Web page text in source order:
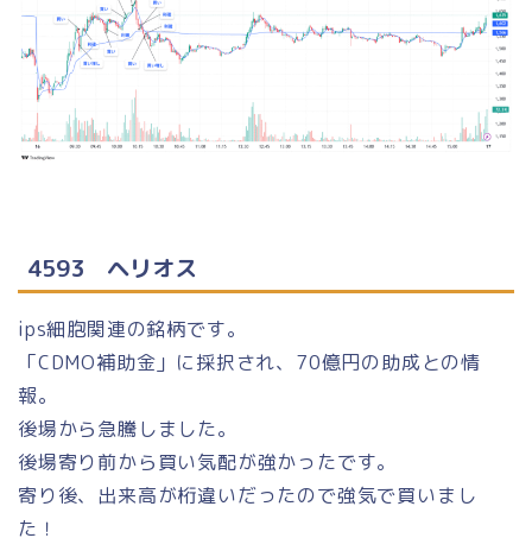
4593 ヘリオス
ips細胞関連の銘柄です。
「CDMO補助金」に採択され、70億円の助成との情
報。
後場から急騰しました。
後場寄り前から買い気配が強かったです。
寄り後、出来高が桁違いだったので強気で買いまし
た！